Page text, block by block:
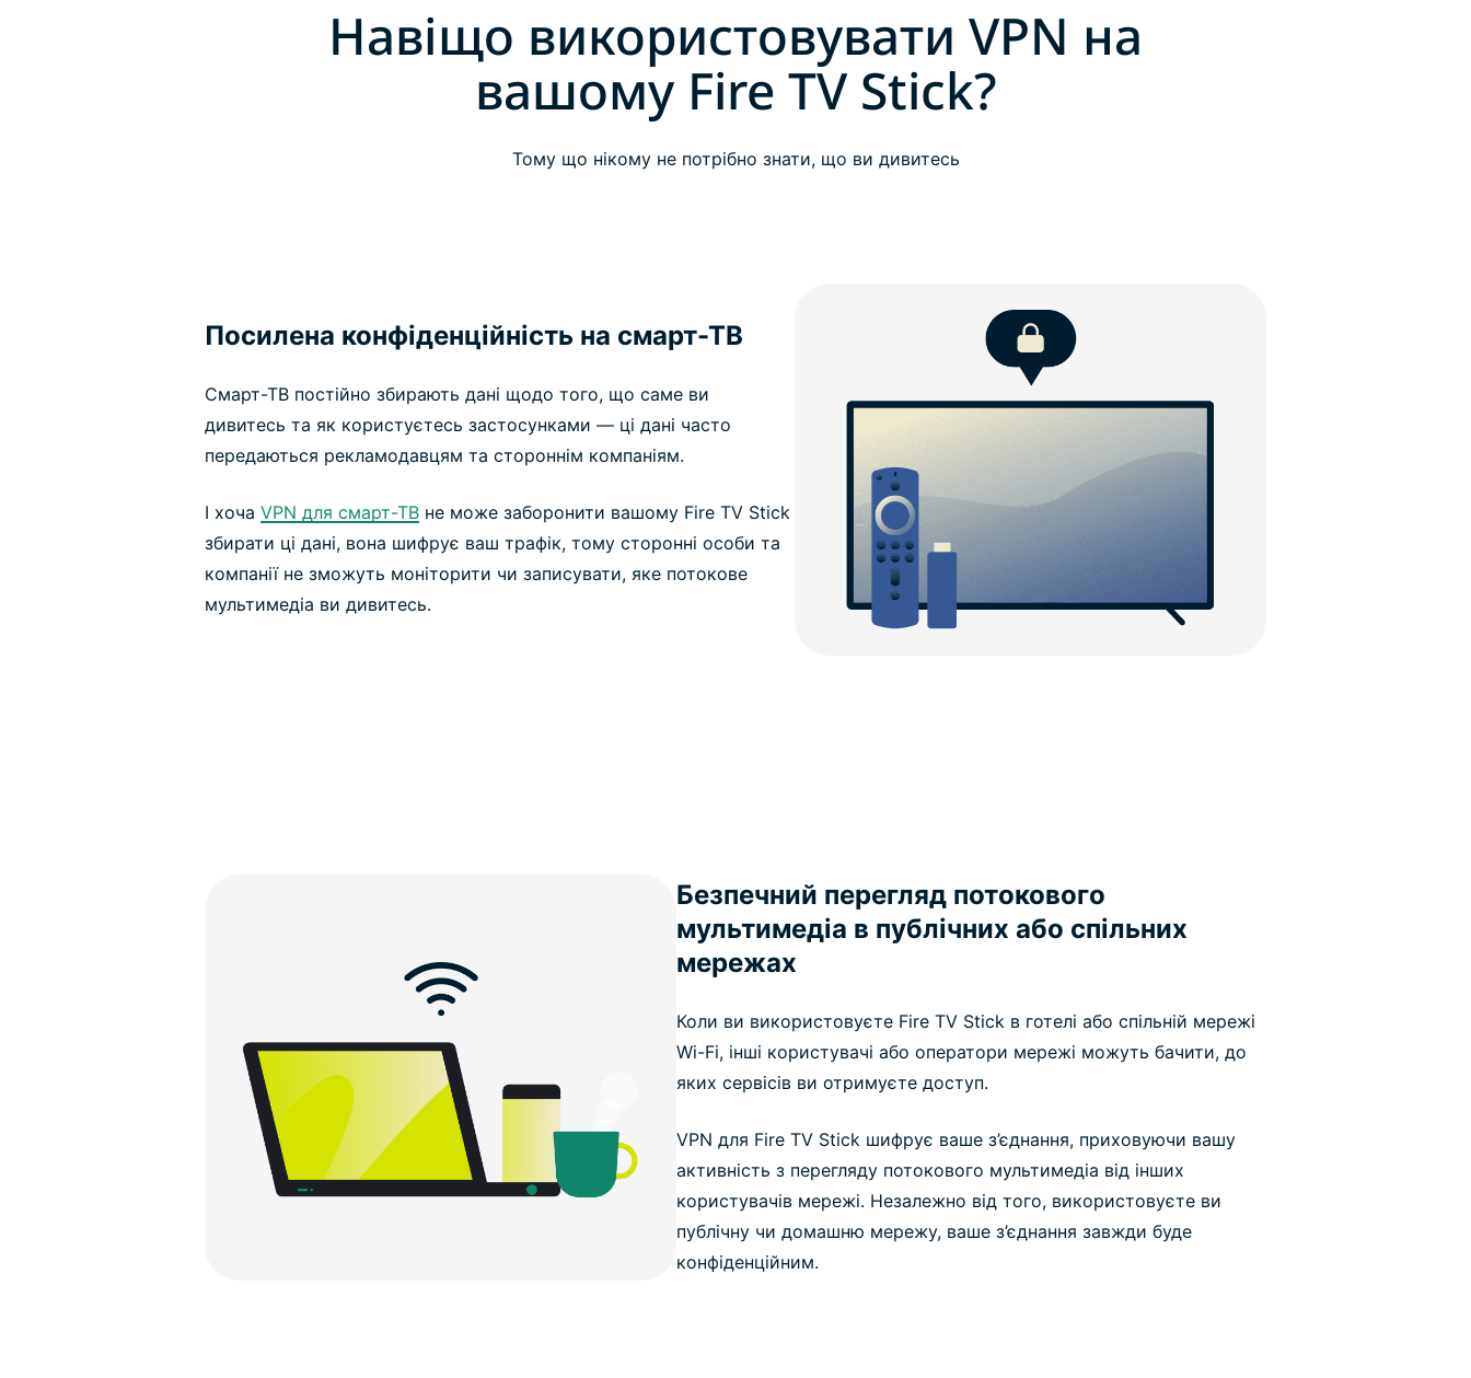
Навіщо використовувати VPN на
вашому Fire TV Stick?
Тому що нікому не потрібно знати, що ви дивитесь
Посилена конфіденційність на смарт-ТВ
Смарт-ТВ постійно збирають дані щодо того, що саме ви
дивитесь та як користуєтесь застосунками — ці дані часто
передаються рекламодавцям та стороннім компаніям.
І хоча VPN для смарт-ТВ не може заборонити вашому Fire TV Stick
збирати ці дані, вона шифрує ваш трафік, тому сторонні особи та
компанії не зможуть моніторити чи записувати, яке потокове
мультимедіа ви дивитесь.
Безпечний перегляд потокового
мультимедіа в публічних або спільних
мережах
Коли ви використовуєте Fire TV Stick в готелі або спільній мережі
Wi-Fi, інші користувачі або оператори мережі можуть бачити, до
яких сервісів ви отримуєте доступ.
VPN для Fire TV Stick шифрує ваше з’єднання, приховуючи вашу
активність з перегляду потокового мультимедіа від інших
користувачів мережі. Незалежно від того, використовуєте ви
публічну чи домашню мережу, ваше з’єднання завжди буде
конфіденційним.